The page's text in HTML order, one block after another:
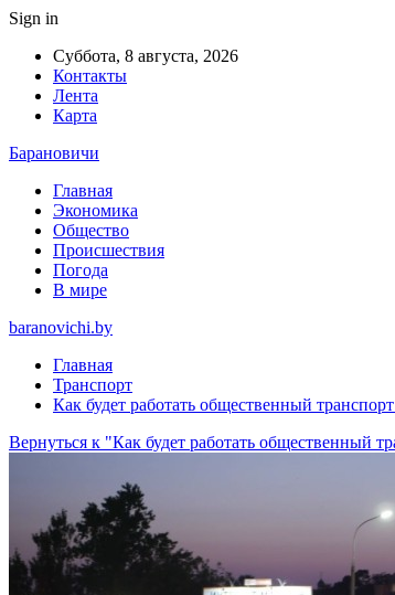
Sign in
Суббота, 8 августа, 2026
Контакты
Лента
Карта
Барановичи
Главная
Экономика
Общество
Происшествия
Погода
В мире
baranovichi.by
Главная
Транспорт
Как будет работать общественный
Вернуться к "Как будет работать общественный